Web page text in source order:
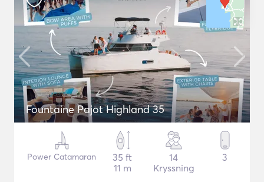
Fountaine Pajot Highland 35
Power Catamaran
35 ft
11 m
14
Kryssning
3